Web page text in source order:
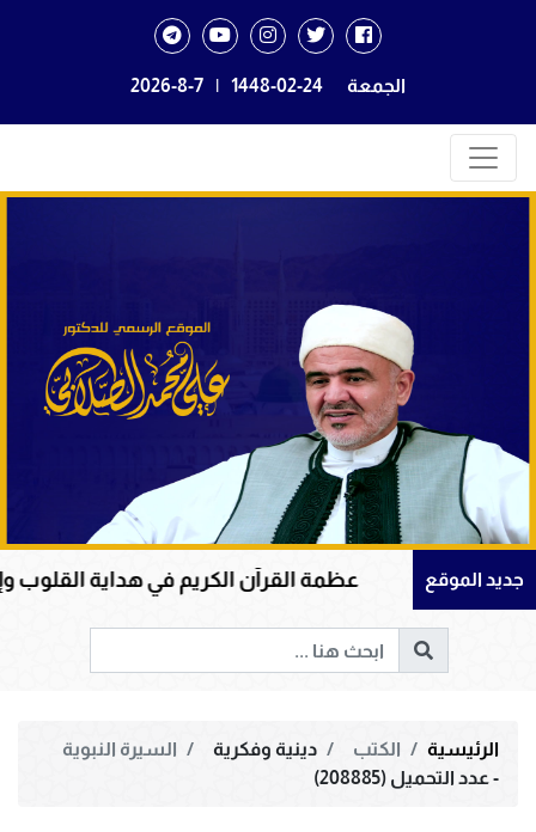
الجمعة 1448-02-24
|
2026-8-7
جديد الموقععظمة القرآن الكريم في هداية القلوب وإصلاح
الرئيسية الكتب دينية وفكرية
السيرة النبوية
- عدد التحميل (208885)